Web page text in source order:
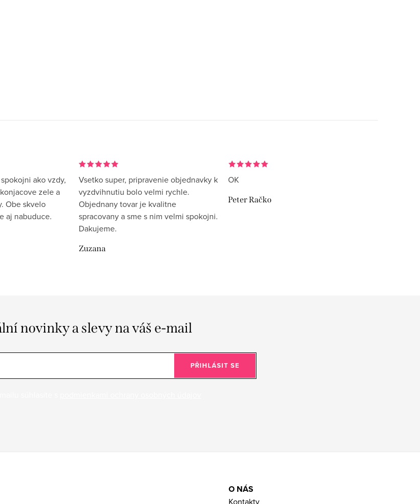
ako vzdy,
zele a
Obe skvelo
aj nabuduce.
Vsetko super, pripravenie objednavky k
vyzdvihnutiu bolo velmi rychle.
Objednany tovar je kvalitne
spracovany a sme s nim velmi spokojni.
Dakujeme.
Zuzana
OK
Peter Račko
novinky a slevy na váš e-mail
PŘIHLÁSIT SE
O NÁS
Kontakty